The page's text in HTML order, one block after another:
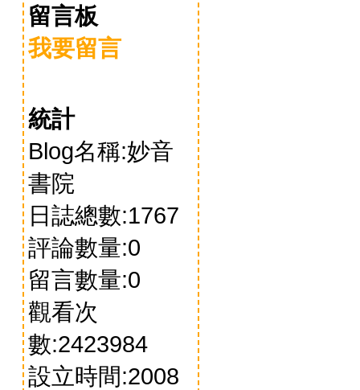
留言板
我要留言
統計
Blog名稱:妙音
書院
日誌總數:1767
評論數量:0
留言數量:0
觀看次
數:2423984
設立時間:2008